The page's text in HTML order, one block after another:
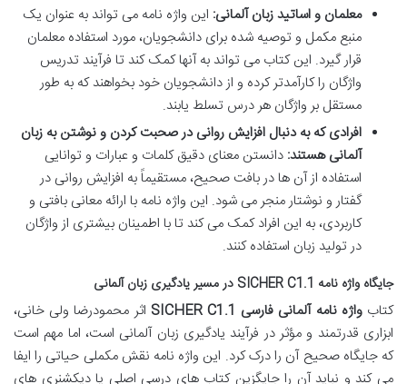
معلمان و اساتید زبان آلمانی: این واژه نامه می تواند به عنوان یک
منبع مکمل و توصیه شده برای دانشجویان، مورد استفاده معلمان
قرار گیرد. این کتاب می تواند به آنها کمک کند تا فرآیند تدریس
واژگان را کارآمدتر کرده و از دانشجویان خود بخواهند که به طور
مستقل بر واژگان هر درس تسلط یابند.
افرادی که به دنبال افزایش روانی در صحبت کردن و نوشتن به زبان
آلمانی هستند: دانستن معنای دقیق کلمات و عبارات و توانایی
استفاده از آن ها در بافت صحیح، مستقیماً به افزایش روانی در
گفتار و نوشتار منجر می شود. این واژه نامه با ارائه معانی بافتی و
کاربردی، به این افراد کمک می کند تا با اطمینان بیشتری از واژگان
در تولید زبان استفاده کنند.
جایگاه واژه نامه SICHER C1.1 در مسیر یادگیری زبان آلمانی
کتابواژه نامه آلمانی فارسی SICHER C1.1
اثر محمودرضا ولی خانی،
ابزاری قدرتمند و مؤثر در فرآیند یادگیری زبان آلمانی است، اما مهم است
که جایگاه صحیح آن را درک کرد. این واژه نامه نقش مکملی حیاتی را ایفا
می کند و نباید آن را جایگزین کتاب های درسی اصلی یا دیکشنری های